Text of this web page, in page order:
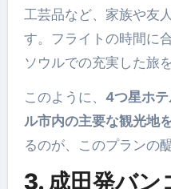
工芸品など、家族や友
す。フライトの時間に
ソウルでの充実した旅
このように、 4つ星ホ
ル市内の主要な観光地
るのが、このプランの
3. 成田発バ